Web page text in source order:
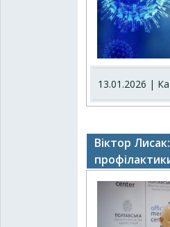
13.01.2026 |
Віктор